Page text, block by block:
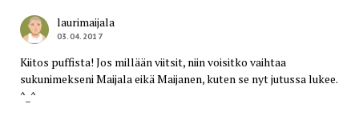
laurimaijala
03.04.2017
Kiitos puffista! Jos millään viitsit, niin voisitko vaihtaa
sukunimekseni Maijala eikä Maijanen, kuten se nyt jutussa lukee.
^_^